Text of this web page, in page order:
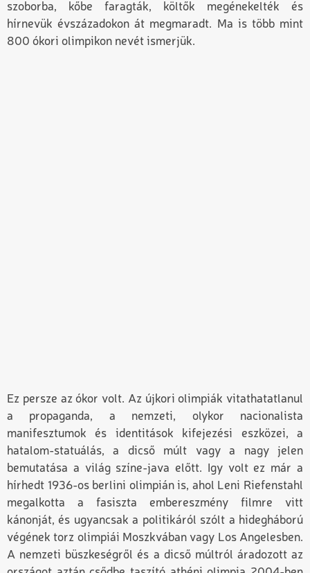
szoborba, kőbe faragták, költők megénekelték és
hírnevük évszázadokon át megmaradt. Ma is több mint
800 ókori olimpikon nevét ismerjük.
Ez persze az ókor volt. Az újkori olimpiák vitathatatlanul
a propaganda, a nemzeti, olykor nacionalista
manifesztumok és identitások kifejezési eszközei, a
hatalom-statuálás, a dicső múlt vagy a nagy jelen
bemutatása a világ színe-java előtt. Igy volt ez már a
hírhedt 1936-os berlini olimpián is, ahol Leni Riefenstahl
megalkotta a fasiszta embereszmény filmre vitt
kánonját, és ugyancsak a politikáról szólt a hidegháború
végének torz olimpiái Moszkvában vagy Los Angelesben.
A nemzeti büszkeségről és a dicső múltról áradozott az